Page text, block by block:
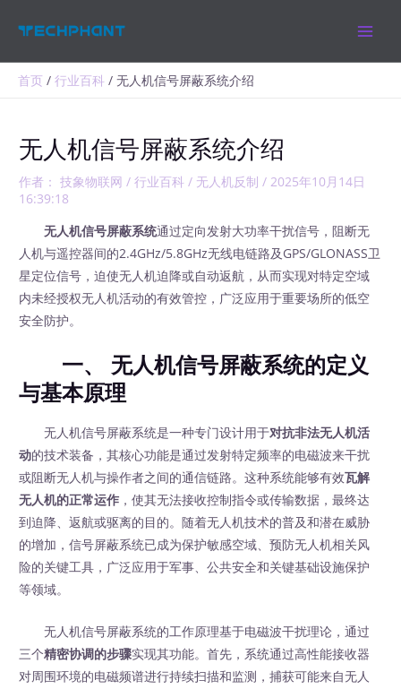
首页 行业百科 无人机信号屏蔽系统介绍
无人机信号屏蔽系统介绍
作者： 技象物联网/行业百科 / 无人机反制 /2025年10月14日
16:39:18
无人机信号屏蔽系统通过定向发射大功率干扰信号，阻断无
人机与遥控器间的2.4GHz/5.8GHz无线电链路及GPS/GLONASS卫
星定位信号，迫使无人机迫降或自动返航，从而实现对特定空域
内未经授权无人机活动的有效管控，广泛应用于重要场所的低空
安全防护。
一、 无人机信号屏蔽系统的定义
与基本原理
无人机信号屏蔽系统是一种专门设计用于对抗非法无人机活
动的技术装备，其核心功能是通过发射特定频率的电磁波来干扰
或阻断无人机与操作者之间的通信链路。这种系统能够有效瓦解
无人机的正常运作 ，使其无法接收控制指令或传输数据，最终达
到迫降、返航或驱离的目的。随着无人机技术的普及和潜在威胁
的增加，信号屏蔽系统已成为保护敏感空域、预防无人机相关风
险的关键工具，广泛应用于军事、公共安全和关键基础设施保护
等领域。
无人机信号屏蔽系统的工作原理基于电磁波干扰理论，通过
三个精密协调的步骤实现其功能。首先，系统通过高性能接收器
对周围环境的电磁频谱进行持续扫描和监测，捕获可能来自无人